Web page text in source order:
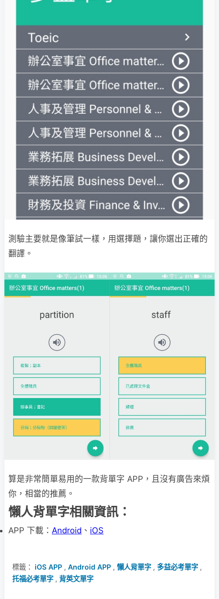
測驗主要就是像筆試一樣，用選擇題，讓你選出正確的
翻譯。
算是非常簡單易用的一款背單字 APP，且沒有廣告來煩
你，相當的推薦。
懶人背單字相關資訊：
APP 下載： Android 、 iOS
標籤： iOS APP , Android APP , 懶人背單字 , 多益必考單字 ,
托福必考單字 , 背英文單字